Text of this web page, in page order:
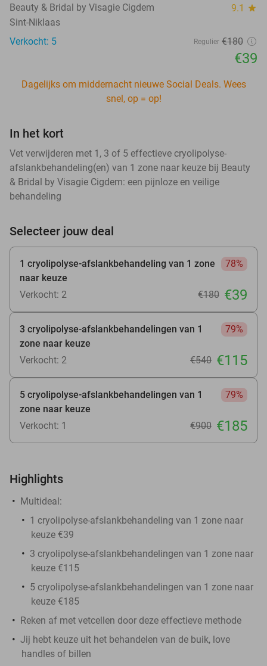
Beauty & Bridal by Visagie Cigdem 9.1 star
Sint-Niklaas
Verkocht: 5
Regulier €180
€39
Dagelijks om middernacht nieuwe Social Deals. Wees
snel, op = op!
In het kort
Vet verwijderen met 1, 3 of 5 effectieve cryolipolyse-
afslankbehandeling(en) van 1 zone naar keuze bij Beauty
& Bridal by Visagie Cigdem: een pijnloze en veilige
behandeling
Selecteer jouw deal
1 cryolipolyse-afslankbehandeling van 1 zone
naar keuze
78%
Verkocht: 2 €180 €39
3 cryolipolyse-afslankbehandelingen van 1
zone naar keuze
79%
Verkocht: 2 €540 €115
5 cryolipolyse-afslankbehandelingen van 1
zone naar keuze
79%
Verkocht: 1 €900 €185
Highlights
Multideal:
1 cryolipolyse-afslankbehandeling van 1 zone naar
keuze €39
3 cryolipolyse-afslankbehandelingen van 1 zone naar
keuze €115
5 cryolipolyse-afslankbehandelingen van 1 zone naar
keuze €185
Reken af met vetcellen door deze effectieve methode
Jij hebt keuze uit het behandelen van de buik, love
handles of billen